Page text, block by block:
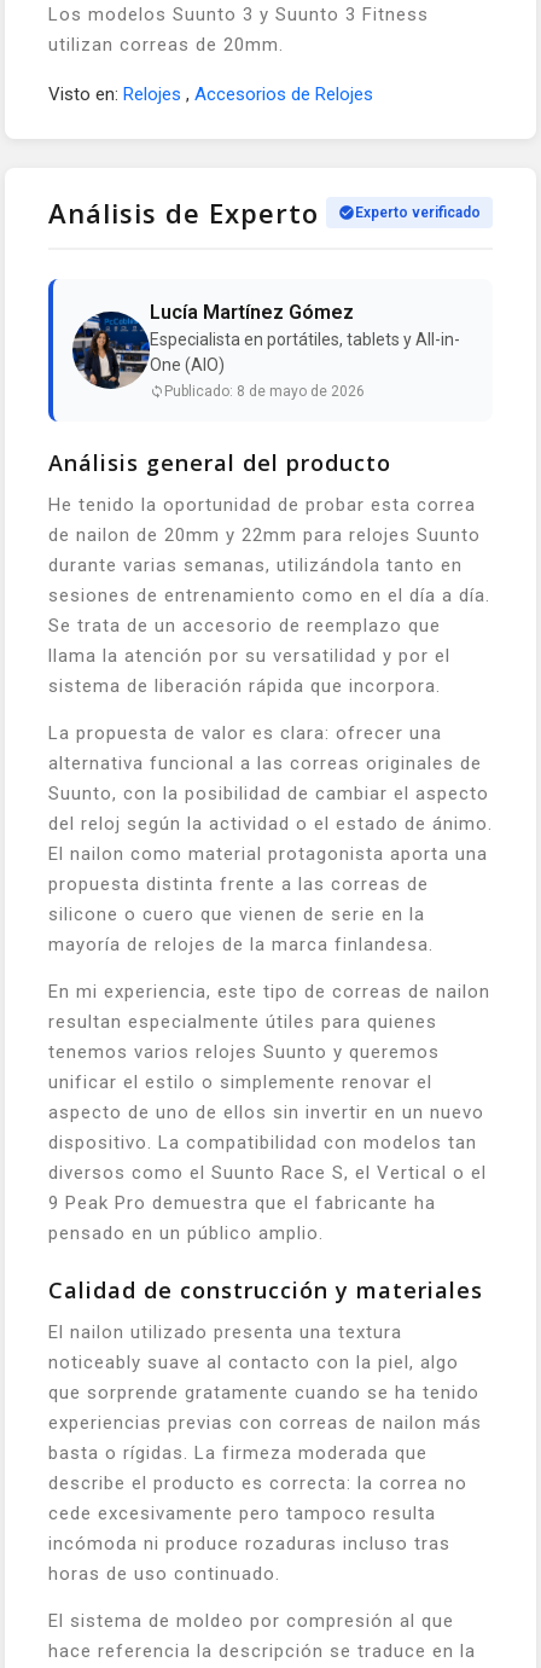
Los modelos Suunto 3 y Suunto 3 Fitness
utilizan correas de 20mm.
Visto en: Relojes , Accesorios de Relojes
Análisis de Experto Experto verificado
Lucía Martínez Gómez
Especialista en portátiles, tablets y All-in-
One (AIO)
Publicado: 8 de mayo de 2026
Análisis general del producto
He tenido la oportunidad de probar esta correa
de nailon de 20mm y 22mm para relojes Suunto
durante varias semanas, utilizándola tanto en
sesiones de entrenamiento como en el día a día.
Se trata de un accesorio de reemplazo que
llama la atención por su versatilidad y por el
sistema de liberación rápida que incorpora.
La propuesta de valor es clara: ofrecer una
alternativa funcional a las correas originales de
Suunto, con la posibilidad de cambiar el aspecto
del reloj según la actividad o el estado de ánimo.
El nailon como material protagonista aporta una
propuesta distinta frente a las correas de
silicone o cuero que vienen de serie en la
mayoría de relojes de la marca finlandesa.
En mi experiencia, este tipo de correas de nailon
resultan especialmente útiles para quienes
tenemos varios relojes Suunto y queremos
unificar el estilo o simplemente renovar el
aspecto de uno de ellos sin invertir en un nuevo
dispositivo. La compatibilidad con modelos tan
diversos como el Suunto Race S, el Vertical o el
9 Peak Pro demuestra que el fabricante ha
pensado en un público amplio.
Calidad de construcción y materiales
El nailon utilizado presenta una textura
noticeably suave al contacto con la piel, algo
que sorprende gratamente cuando se ha tenido
experiencias previas con correas de nailon más
basta o rígidas. La firmeza moderada que
describe el producto es correcta: la correa no
cede excesivamente pero tampoco resulta
incómoda ni produce rozaduras incluso tras
horas de uso continuado.
El sistema de moldeo por compresión al que
hace referencia la descripción se traduce en la